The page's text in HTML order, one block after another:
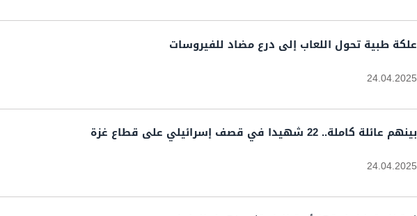
علكة طبية تحول اللعاب إلى درع مضاد للفيروسات
24.04.2025
بينهم عائلة كاملة.. 22 شهيدا في قصف إسرائيلي على قطاع غزة
24.04.2025